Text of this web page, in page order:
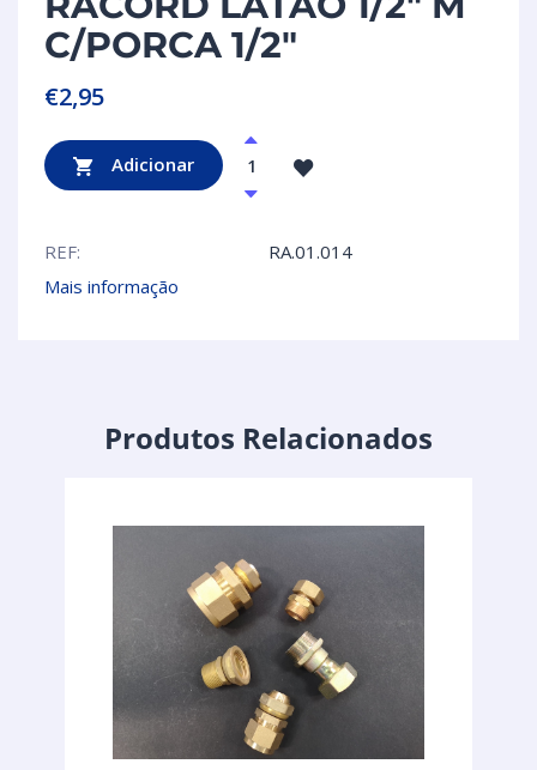
C/PORCA 1/2″
€2,95
Adicionar
REF:
RA.01.014
Mais informação
Produtos Relacionados